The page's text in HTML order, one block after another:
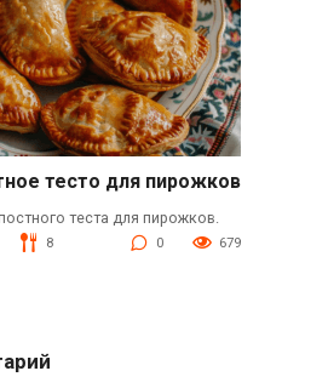
тесто для пирожков
теста для пирожков.
8 0 679